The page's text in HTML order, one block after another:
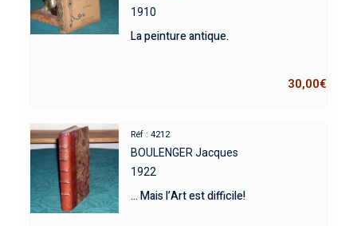
1910
La peinture antique.
30,00€
Réf : 4212
BOULENGER Jacques
1922
… Mais l’Art est difficile!